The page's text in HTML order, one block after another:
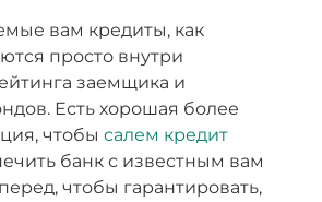
вам кредиты, как
просто внутри
заемщика и
Есть хорошая более
чтобы салем кредит
банк с известным вам
чтобы гарантировать,